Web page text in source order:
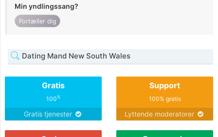
Min yndlingssang?
Fortæller dig
Dating Mand New South Wales
Gratis
100%
Gratis tjenester
Support
100% gratis
Lyttende moderatorer